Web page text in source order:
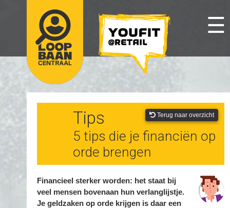
☰
Tips
5 tips die je financiën op
orde brengen
Terug naar overzicht
Financieel sterker worden: het staat bij
veel mensen bovenaan hun verlanglijstje.
Je geldzaken op orde krijgen is daar een